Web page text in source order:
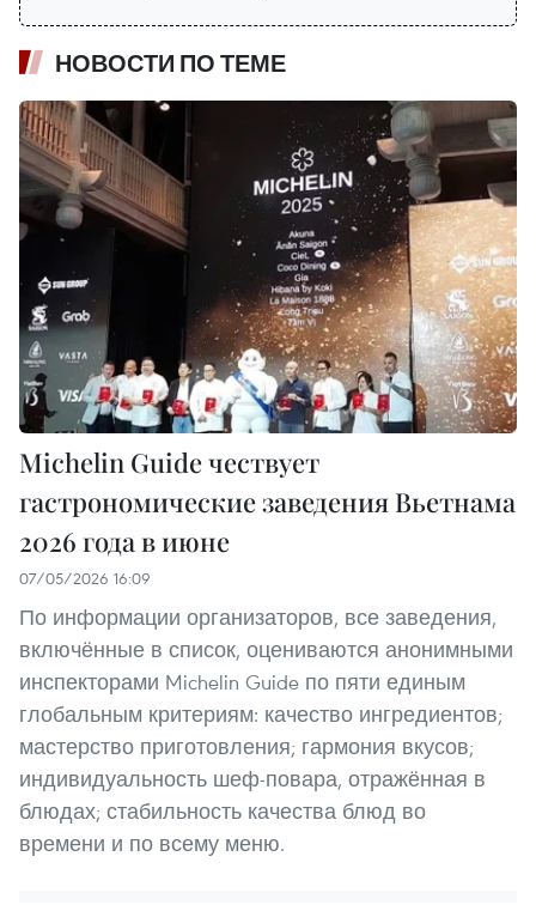
НОВОСТИ ПО ТЕМЕ
Michelin Guide чествует
гастрономические заведения Вьетнама
2026 года в июне
07/05/2026 16:09
По информации организаторов, все заведения,
включённые в список, оцениваются анонимными
инспекторами Michelin Guide по пяти единым
глобальным критериям: качество ингредиентов;
мастерство приготовления; гармония вкусов;
индивидуальность шеф-повара, отражённая в
блюдах; стабильность качества блюд во
времени и по всему меню.